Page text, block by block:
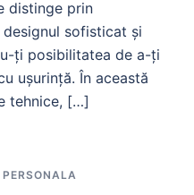
distinge prin
sofisticat și
ți posibilitatea de a-ți
ușurință. În această
tehnice, […]